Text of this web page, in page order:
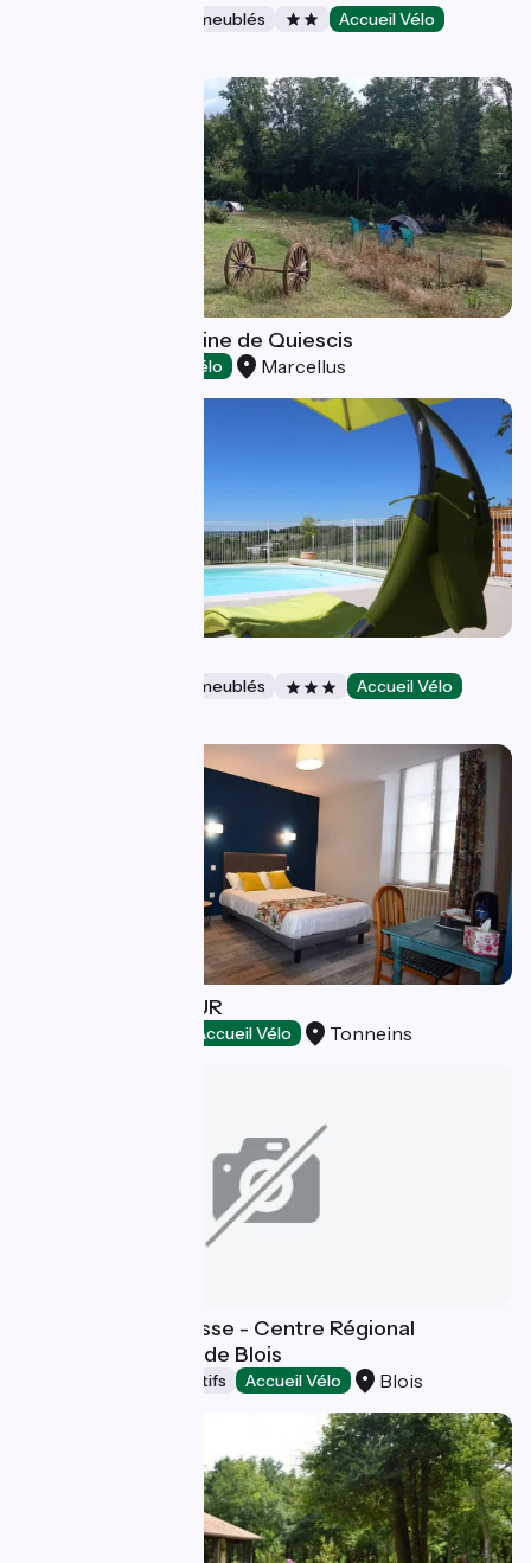
Gîtes et locations de meublés Accueil Vélo
Camping du Domaine de Quiescis
Accueil Vélo Marcellus
Gîtes et locations de meublés Accueil Vélo
La Maison DUFFOUR
Accueil Vélo Tonneins
Auberge de Jeunesse - Centre Régional
Jeunesse et Sport de Blois
Hébergements collectifs Accueil Vélo Blois